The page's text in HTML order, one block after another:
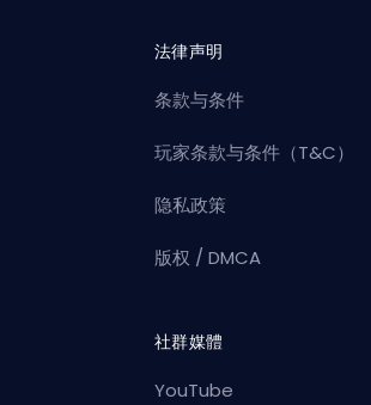
法律声明
条款与条件
玩家条款与条件（T&C）
隐私政策
版权 / DMCA
社群媒體
YouTube